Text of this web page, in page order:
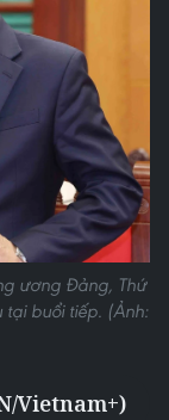
ương Đảng, Thứ
buổi tiếp. (Ảnh:
Vietnam+)